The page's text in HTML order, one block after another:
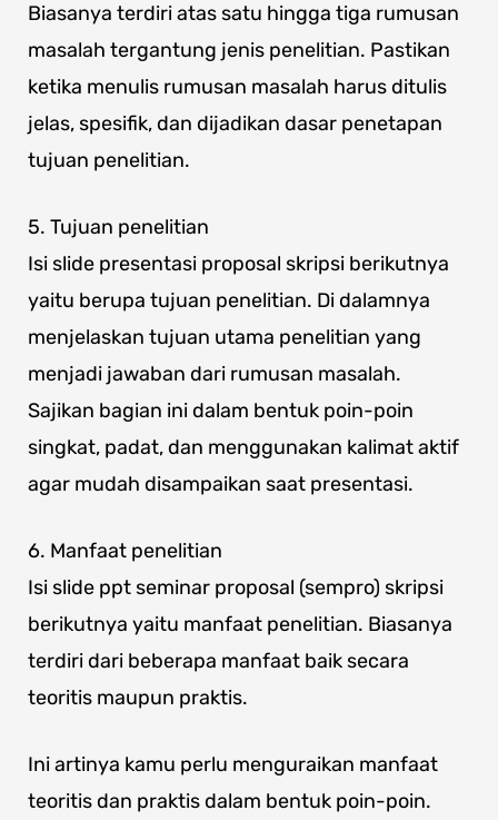
Biasanya terdiri atas satu hingga tiga rumusan
masalah tergantung jenis penelitian. Pastikan
ketika menulis rumusan masalah harus ditulis
jelas, spesifik, dan dijadikan dasar penetapan
tujuan penelitian.
5. Tujuan penelitian
Isi slide presentasi proposal skripsi berikutnya
yaitu berupa tujuan penelitian. Di dalamnya
menjelaskan tujuan utama penelitian yang
menjadi jawaban dari rumusan masalah.
Sajikan bagian ini dalam bentuk poin-poin
singkat, padat, dan menggunakan kalimat aktif
agar mudah disampaikan saat presentasi.
6. Manfaat penelitian
Isi slide ppt seminar proposal (sempro) skripsi
berikutnya yaitu manfaat penelitian. Biasanya
terdiri dari beberapa manfaat baik secara
teoritis maupun praktis.
Ini artinya kamu perlu menguraikan manfaat
teoritis dan praktis dalam bentuk poin-poin.